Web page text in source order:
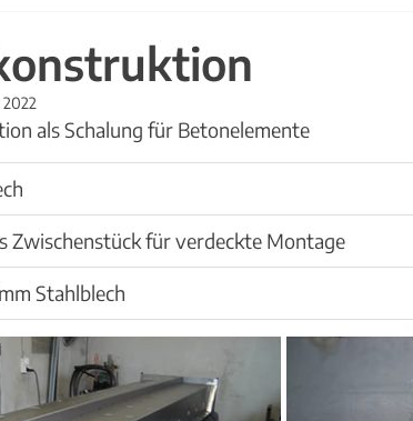
2022
als Schalung für Betonelemente
Zwischenstück für verdeckte Montage
Stahlblech